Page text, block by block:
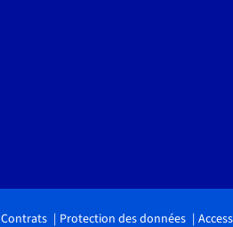
Contrats Protection des données